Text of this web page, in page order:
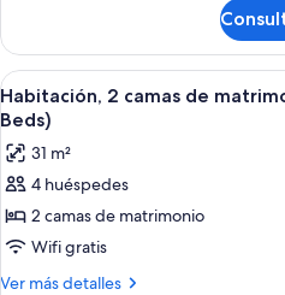
grande,
accesible
para
personas
con
discapacidad
estándar,
cama
de
matrimonio
grande,
accesible
personas
con
Abrir
todas
las
fotos
de
Habitación,
2
camas
5
Habitación, 2 camas de
Beds)
31 m²
4 huéspedes
2 camas de matrimonio
Wifi gratis
Ver más detalles
Más